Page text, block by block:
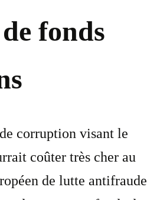
fonds
corruption visant le
coûter très cher au
de lutte antifraude